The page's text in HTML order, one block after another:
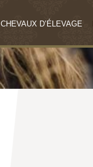
CHEVAUX D’ÉLEVAGE